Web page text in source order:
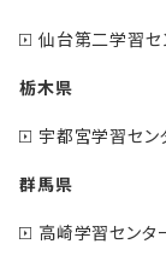
仙台第二学習セ
栃木県
宇都宮学習セ
群馬県
高崎学習セン